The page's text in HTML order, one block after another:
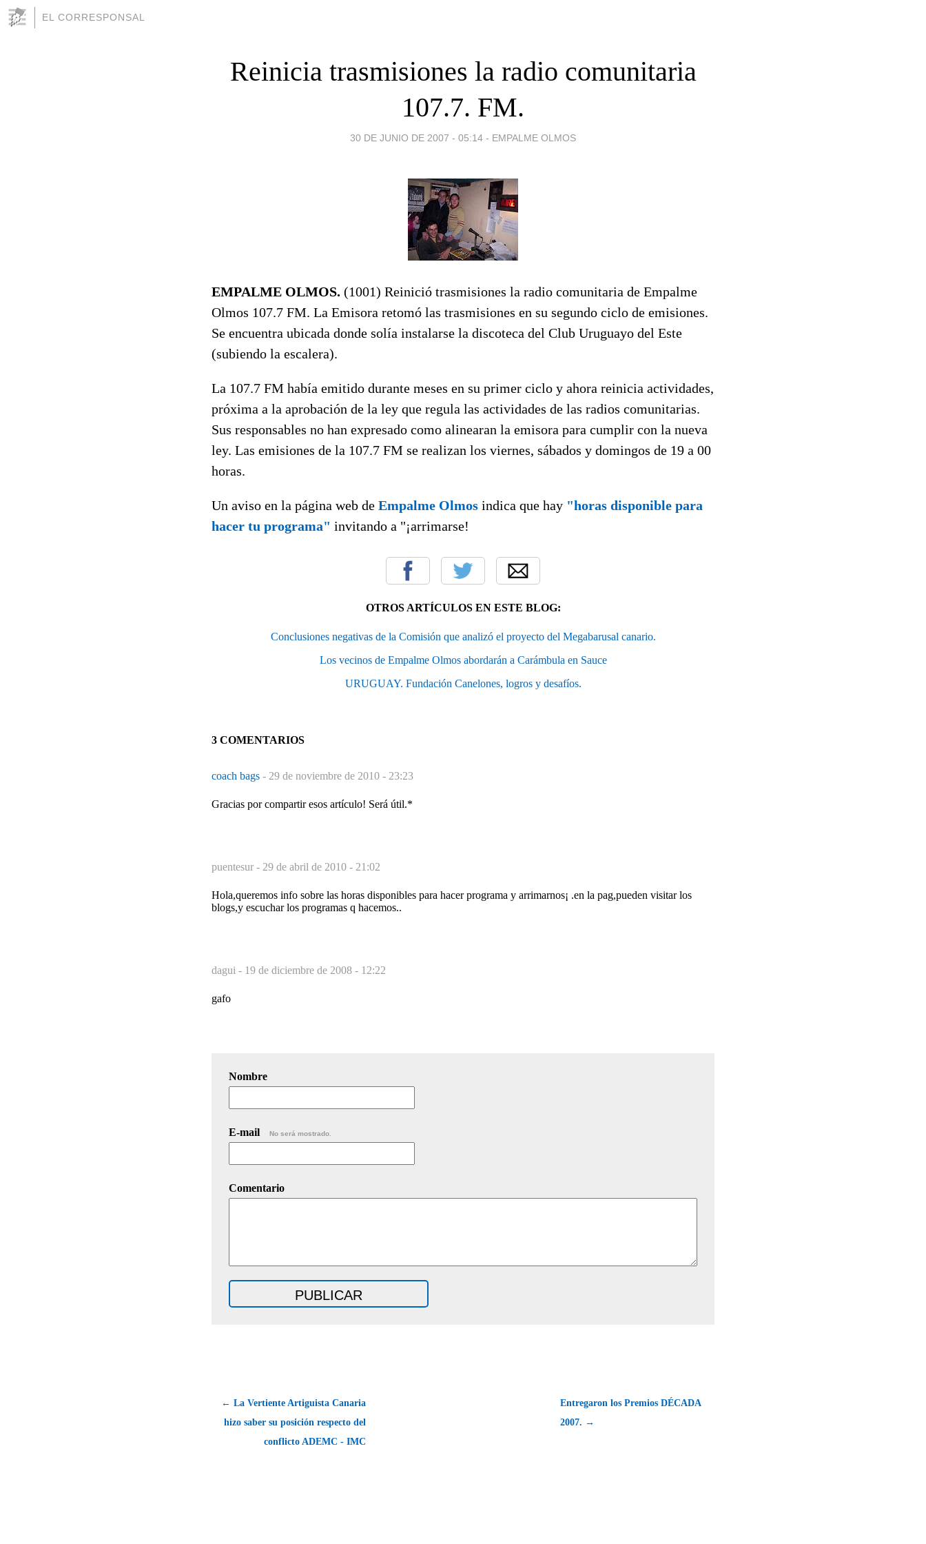
EL CORRESPONSAL
Reinicia trasmisiones la radio comunitaria
107.7. FM.
30 DE JUNIO DE 2007 - 05:14 - EMPALME OLMOS
EMPALME OLMOS. (1001) Reinició trasmisiones la radio comunitaria de Empalme
Olmos 107.7 FM. La Emisora retomó las trasmisiones en su segundo ciclo de emisiones.
Se encuentra ubicada donde solía instalarse la discoteca del Club Uruguayo del Este
(subiendo la escalera).
La 107.7 FM había emitido durante meses en su primer ciclo y ahora reinicia actividades,
próxima a la aprobación de la ley que regula las actividades de las radios comunitarias.
Sus responsables no han expresado como alinearan la emisora para cumplir con la nueva
ley. Las emisiones de la 107.7 FM se realizan los viernes, sábados y domingos de 19 a 00
horas.
Un aviso en la página web de Empalme Olmos indica que hay "horas disponible para
hacer tu programa" invitando a "¡arrimarse!
OTROS ARTÍCULOS EN ESTE BLOG:
Conclusiones negativas de la Comisión que analizó el proyecto del Megabarusal canario.
Los vecinos de Empalme Olmos abordarán a Carámbula en Sauce
URUGUAY. Fundación Canelones, logros y desafíos.
3 COMENTARIOS
coach bags - 29 de noviembre de 2010 - 23:23
Gracias por compartir esos artículo! Será útil.*
puentesur - 29 de abril de 2010 - 21:02
Hola,queremos info sobre las horas disponibles para hacer programa y arrimarnos¡ .en la pag,pueden visitar los
blogs,y escuchar los programas q hacemos..
dagui - 19 de diciembre de 2008 - 12:22
gafo
Nombre
E-mail No será mostrado.
Comentario
← La Vertiente Artiguista Canaria
hizo saber su posición respecto del
conflicto ADEMC - IMC
Entregaron los Premios DÉCADA
2007. →